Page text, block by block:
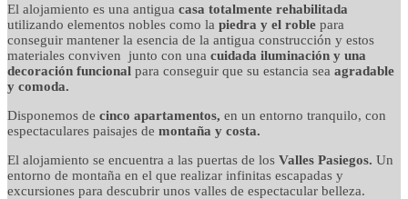
El alojamiento es una antigua casa totalmente rehabilitada
utilizando elementos nobles como la piedra y el roble para
conseguir mantener la esencia de la antigua construcción y estos
materiales conviven junto con una cuidada iluminación y una
decoración funcional para conseguir que su estancia sea agradable
y comoda.
Disponemos de cinco apartamentos, en un entorno tranquilo, con
espectaculares paisajes de montaña y costa.
El alojamiento se encuentra a las puertas de los Valles Pasiegos. Un
entorno de montaña en el que realizar infinitas escapadas y
excursiones para descubrir unos valles de espectacular belleza.